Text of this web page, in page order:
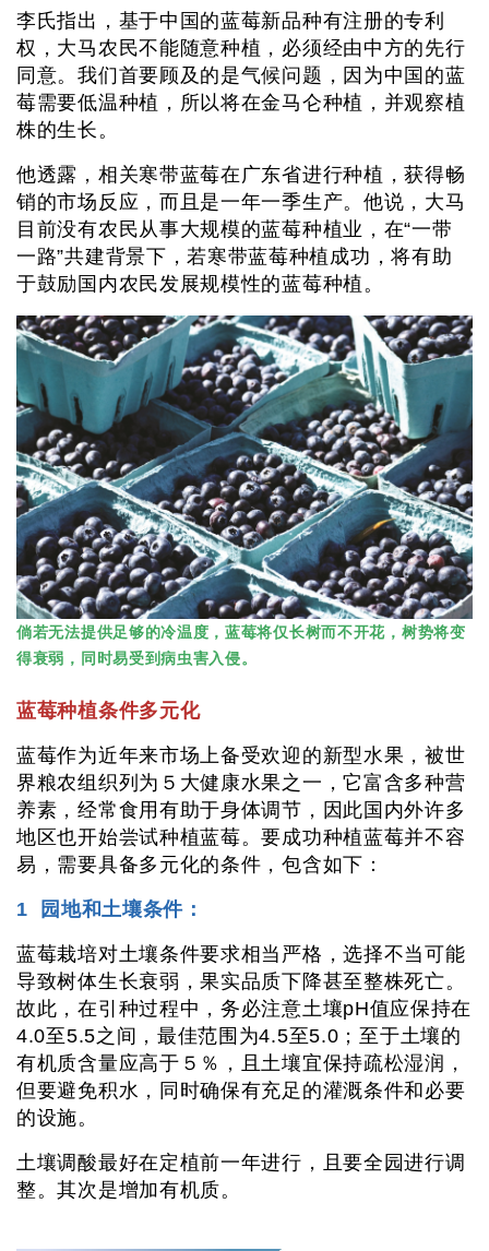
李氏指出，基于中国的蓝莓新品种有注册的专利
权，大马农民不能随意种植，必须经由中方的先行
同意。我们首要顾及的是气候问题，因为中国的蓝
莓需要低温种植，所以将在金马仑种植，并观察植
株的生长。
他透露，相关寒带蓝莓在广东省进行种植，获得畅
销的市场反应，而且是一年一季生产。他说，大马
目前没有农民从事大规模的蓝莓种植业，在“一带
一路”共建背景下，若寒带蓝莓种植成功，将有助
于鼓励国内农民发展规模性的蓝莓种植。
倘若无法提供足够的冷温度，蓝莓将仅长树而不开花，树势将变
得衰弱，同时易受到病虫害入侵。
蓝莓种植条件多元化
蓝莓作为近年来市场上备受欢迎的新型水果，被世
界粮农组织列为５大健康水果之一，它富含多种营
养素，经常食用有助于身体调节，因此国内外许多
地区也开始尝试种植蓝莓。要成功种植蓝莓并不容
易，需要具备多元化的条件，包含如下：
1 园地和土壤条件：
蓝莓栽培对土壤条件要求相当严格，选择不当可能
导致树体生长衰弱，果实品质下降甚至整株死亡。
故此，在引种过程中，务必注意土壤pH值应保持在
4.0至5.5之间，最佳范围为4.5至5.0；至于土壤的
有机质含量应高于５％，且土壤宜保持疏松湿润，
但要避免积水，同时确保有充足的灌溉条件和必要
的设施。
土壤调酸最好在定植前一年进行，且要全园进行调
整。其次是增加有机质。